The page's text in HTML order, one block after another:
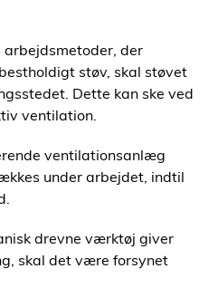
der
støv, skal støvet
Dette kan ske ved
ventilation.
ventilationsanlæg
under arbejdet, indtil
drevne værktøj giver
skal det være forsynet